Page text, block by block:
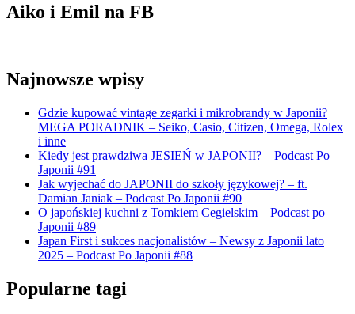
Aiko i Emil na FB
Najnowsze wpisy
Gdzie kupować vintage zegarki i mikrobrandy w Japonii?
MEGA PORADNIK – Seiko, Casio, Citizen, Omega, Rolex
i inne
Kiedy jest prawdziwa JESIEŃ w JAPONII? – Podcast Po
Japonii #91
Jak wyjechać do JAPONII do szkoły językowej? – ft.
Damian Janiak – Podcast Po Japonii #90
O japońskiej kuchni z Tomkiem Cegielskim – Podcast po
Japonii #89
Japan First i sukces nacjonalistów – Newsy z Japonii lato
2025 – Podcast Po Japonii #88
Popularne tagi